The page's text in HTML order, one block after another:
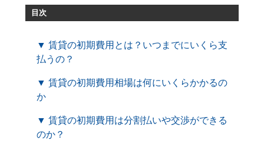
目次
▼ 賃貸の初期費用とは？いつまでにいくら支
払うの？
▼ 賃貸の初期費用相場は何にいくらかかるの
か
▼ 賃貸の初期費用は分割払いや交渉ができる
のか？